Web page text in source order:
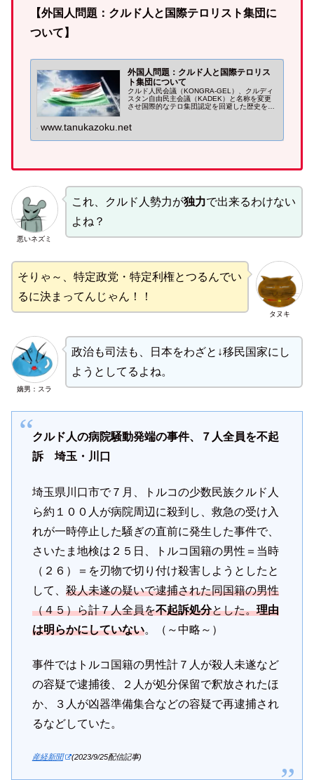
【外国人問題：クルド人と国際テロリスト集団に
ついて】
外国人問題：クルド人と国際テロリス
ト集団について
クルド人民会議（KONGRA-GEL）、クルディ
スタン自由民主会議（KADEK）と名称を変更
させ国際的なテロ集団認定を回避した歴史を持
が噂されています。
www.tanukazoku.net
悪いネズミ
これ、クルド人勢力が独力で出来るわけない
よね？
タヌキ
そりゃ～、特定政党・特定利権とつるんでい
るに決まってんじゃん！！
嫡男：スラ
政治も司法も、日本をわざと↓移民国家にし
ようとしてるよね。
クルド人の病院騒動発端の事件、７人全員を不起
訴 埼玉・川口
埼玉県川口市で７月、トルコの少数民族クルド人
ら約１００人が病院周辺に殺到し、救急の受け入
れが一時停止した騒ぎの直前に発生した事件で、
さいたま地検は２５日、トルコ国籍の男性＝当時
（２６）＝を刃物で切り付け殺害しようとしたと
して、 殺人未遂の疑いで逮捕された同国籍の男性
（４５）ら計７人全員を不起訴処分とした。理由
は明らかにしていない。（～中略～）
事件ではトルコ国籍の男性計７人が殺人未遂など
の容疑で逮捕後、２人が処分保留で釈放されたほ
か、３人が凶器準備集合などの容疑で再逮捕され
るなどしていた。
産経新聞 (2023/9/25配信記事)